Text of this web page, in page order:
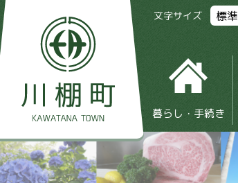
文字サイズ 標準
暮らし・手続き